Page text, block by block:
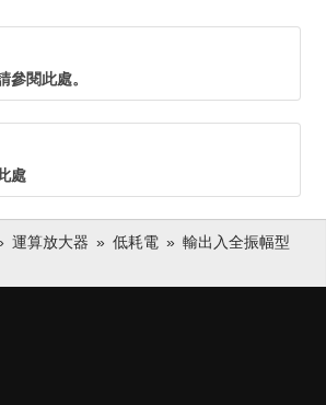
參閱此處。
處
運算放大器 低耗電
輸出入全振幅型